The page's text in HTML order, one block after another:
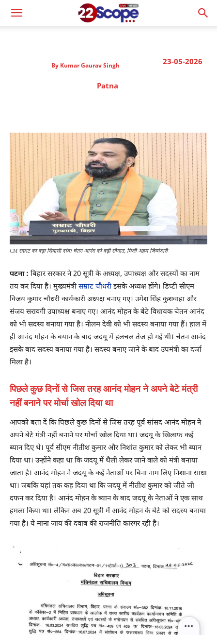
23-05-2026
By Kumar Gaurav Singh
Patna
CM सम्राट का बड़ा सियासी दांव! चेतन आनंद को बड़ी सौगात, मिली अहम जिम्मेदारी
पटना : बिहार सरकार ने 20 सूत्री के अध्यक्ष, उपाध्यक्ष और सदस्यों का नाम
तय कर दिया है। मुख्यमंत्री सम्राट चौधरीइसके अध्यक्ष होंगे। डिप्टी सीएम
विजय कुमार चौधरी कार्यकारी अध्यक्ष बनाए गए। उमेश सिंह कुशवाहा और
संजय सरावगी उपाध्यक्ष बनाए गए। आनंद मोहन के बेटे विधायक चेतन आनंद
को भी सदस्य बनाया गया है। नीलम देवी को भी सदस्य बनाया गया हैं। हाल में
ही आनंद मोहन के बयान के बाद जदयू में हलचल तेज हो गई थी। चेतन आनंद
इसके बाद सदस्य बनाया गया है। सदस्य बनाए जाने के बाद उपमंत्री का दर्जा
मिला है।
पिछले कुछ दिनों से जिस तरह आनंद मोहन ने अपने बेटे मंत्री
नहीं बनाने पर मोर्चा खोल दिया था
आपको बता दें कि पिछले कुछ दिनों से जिस तरह पूर्व सांसद आनंद मोहन ने
अपने बेटे मंत्री नहीं बनाने पर मोर्चा खोल दिया था। जदयू के खिलाफ कई
ब्यान दिए थे। पूर्व सीएम नीतीश कुमार और निशांत कुमार को लेकर भी ब्यान
दिया था। उन्होंने कहा था कि जदयू में थैली लेकर जाने वाले को मंत्री बनाया
जाता है। आनंद मोहन ने जदयू के कई नेताओं पर बिना नाम लिए निशाना साधा
था। जबकि यहां तक कह दिया था कि जदयू में नीतीश कुमार को जीते जी
दफन कर दिया है। आनंद मोहन के ब्यान के बाद जदयू के नेताओं ने एक साथ
हमला किया था। लेकिन अब 20 सूत्री में आनंद मोहन के बेटे को सदस्य बनाया
गया है। ये माना जाय की दवाब की राजनीति कारगर रही है।